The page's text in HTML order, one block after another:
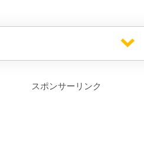
スポンサーリンク